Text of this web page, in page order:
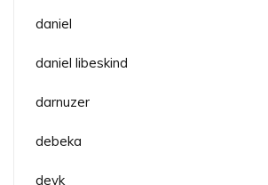
daniel
daniel libeskind
darnuzer
debeka
devk